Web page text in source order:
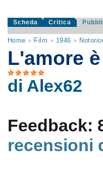
Scheda Critica
Home » Film » 1946 »
L'amore
di Alex62
Feedback:
recensioni